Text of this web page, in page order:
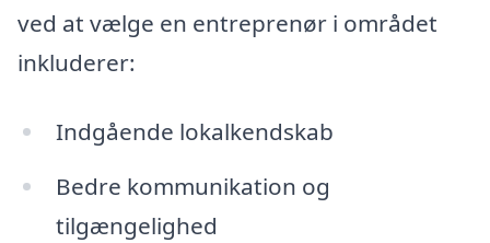
ved at vælge en entreprenør i området
inkluderer:
Indgående lokalkendskab
Bedre kommunikation og
tilgængelighed